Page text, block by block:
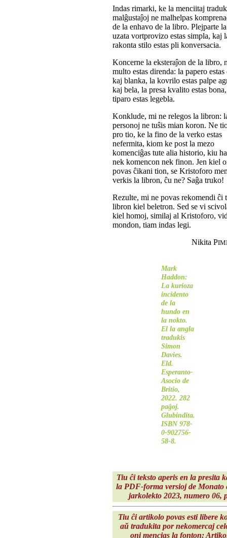
Indas rimarki, ke la menciitaj
malĝustaĵoj ne malhelpas
de la enhavo de la libro. Plejparte la
uzata vortprovizo estas simpla, kaj
rakonta stilo estas pli konversacia.
Koncerne la eksteraĵon de la libro,
multo estas direnda: la papero
kaj blanka, la kovrilo estas palpe
kaj bela, la presa kvalito estas
tiparo estas legebla.
Konklude, mi ne relegos la libron:
personoj ne tuŝis mian koron. Ne
pro tio, ke la fino de la verko estas
nefermita, kiom ke post la mezo
komenciĝas tute alia historio, kiu
nek komencon nek finon. Jen kiel
povas ĉikani tion, se Kristoforo
verkis la libron, ĉu ne? Saĝa truko!
Rezulte, mi ne povas rekomendi ĉi
libron kiel beletron. Sed se vi
kiel homoj, similaj al Kristoforo,
mondon, tiam indas legi.
Nikita P
Mark
Haddon:
La kurioza
incidento
de la
hundo en
la nokto.
El la angla
tradukis
Simon
Davies.
Eld.
Esperanto-
Asocio de
Britio,
2022. 282
paĝoj.
Glubindita.
ISBN 978-
0-902756-
58-8.
Tiu ĉi teksto aperis en la presita
la PDF-forma versioj de Monato
jarkolekto 2023, numero 06,
Tiu ĉi artikolo povas esti libere
aŭ tradukita por nekomercaj
oni mencias la fonton: